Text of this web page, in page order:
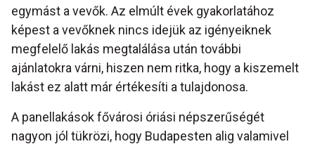
egymást a vevők. Az elmúlt évek gyakorlatához
képest a vevőknek nincs idejük az igényeiknek
megfelelő lakás megtalálása után további
ajánlatokra várni, hiszen nem ritka, hogy a kiszemelt
lakást ez alatt már értékesíti a tulajdonosa.
A panellakások fővárosi óriási népszerűségét
nagyon jól tükrözi, hogy Budapesten alig valamivel